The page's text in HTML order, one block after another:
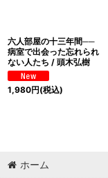
六人部屋の十三年間──
病室で出会った忘れられ
ない人たち / 頭木弘樹
1,980円(税込)
ホーム